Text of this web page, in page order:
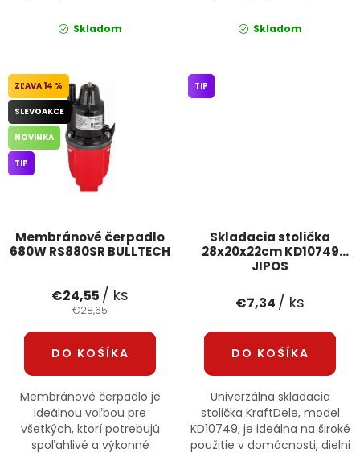
Skladom Skladom
Membránové čerpadlo
680W RS880SR BULLTECH
14 %
SLEVOAKCE
NOVINKA
TIP
€24,55 / ks
€28,65
DO KOŠÍKA
Membránové čerpadlo je
ideálnou voľbou pre
všetkých, ktorí potrebujú
spoľahlivé a výkonné
Skladacia stolička
28x20x22cm KD10749
JIPOS
TIP
€7,34 / ks
DO KOŠÍKA
Univerzálna skladacia
stolička KraftDele, model
KD10749, je ideálna na široké
použitie v domácnosti, dielni